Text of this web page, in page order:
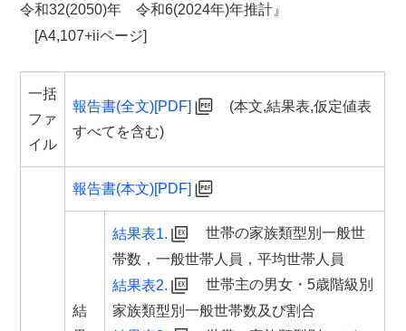
令和32(2050)年 令和6(2024年)年推計』
[A4,107+iiページ]
一括
ファ
イル
報告書(全文)[PDF]
(本文,結果表,仮定値表
すべてを含む)
報告書(本文)[PDF]
結
結果表1.
世帯の家族類型別一般世
帯数，一般世帯人員，平均世帯人員
結果表2.
世帯主の男女・5歳階級別
家族類型別一般世帯数及び割合